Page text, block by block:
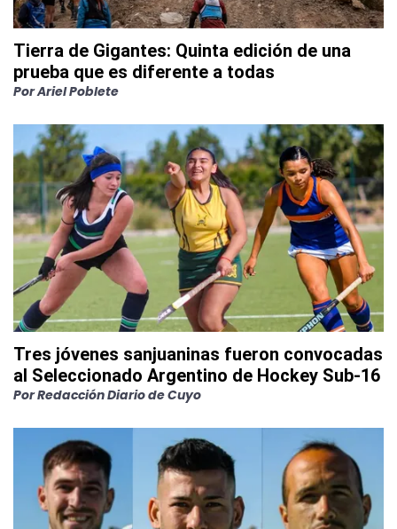
Tierra de Gigantes: Quinta edición de una
prueba que es diferente a todas
PorAriel Poblete
Tres jóvenes sanjuaninas fueron convocadas
al Seleccionado Argentino de Hockey Sub-16
PorRedacción Diario de Cuyo